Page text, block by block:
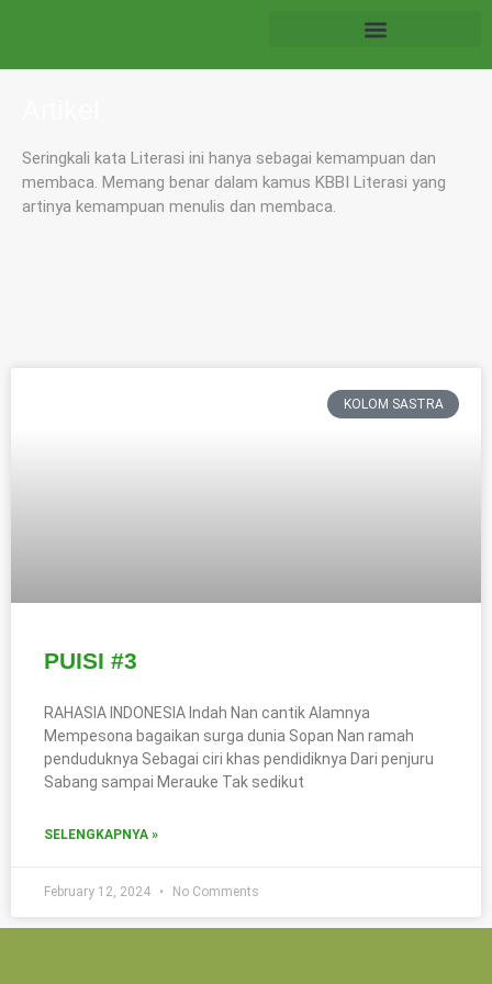
Seringkali kata Literasi ini hanya sebagai kemampuan dan
membaca. Memang benar dalam kamus KBBI Literasi yang
artinya kemampuan menulis dan membaca.
KOLOM SASTRA
PUISI #3
RAHASIA INDONESIA Indah Nan cantik Alamnya
Mempesona bagaikan surga dunia Sopan Nan ramah
penduduknya Sebagai ciri khas pendidiknya Dari penjuru
Sabang sampai Merauke Tak sedikut
SELENGKAPNYA »
February 12, 2024 No Comments